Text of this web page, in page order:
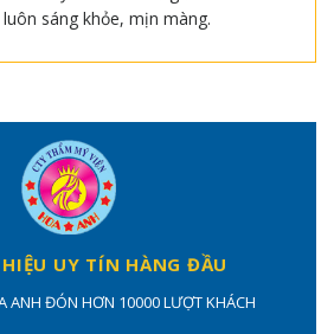
sáng khỏe, mịn màng.
UY TÍN HÀNG ĐẦU
ANH ĐÓN HƠN 10000 LƯỢT KHÁCH